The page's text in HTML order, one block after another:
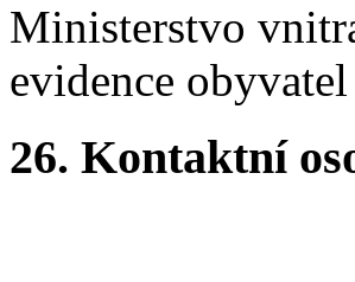
Ministerstvo
evidence obyvatel
26. Kontaktní